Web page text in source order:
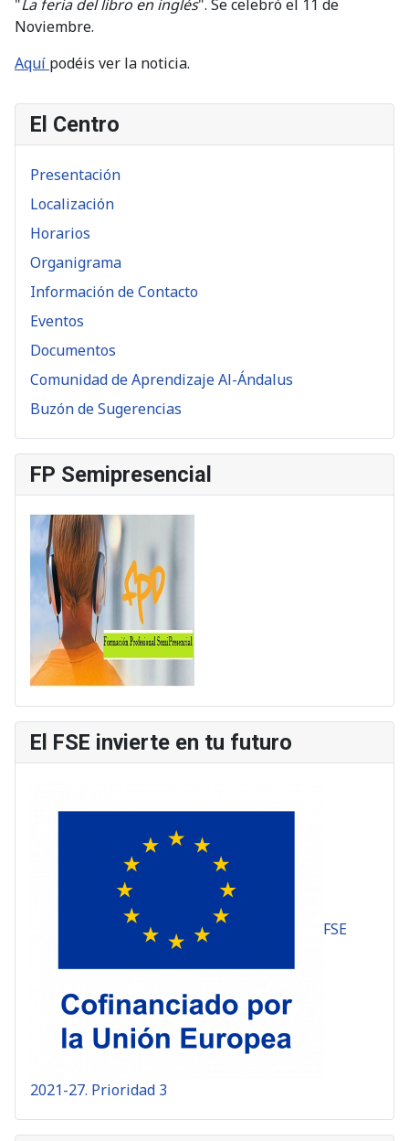
"La feria del libro en inglés". Se celebró el 11 de
Noviembre.
Aquí podéis ver la noticia.
El Centro
Presentación
Localización
Horarios
Organigrama
Información de Contacto
Eventos
Documentos
Comunidad de Aprendizaje Al-Ándalus
Buzón de Sugerencias
FP Semipresencial
El FSE invierte en tu futuro
FSE
2021-27. Prioridad 3